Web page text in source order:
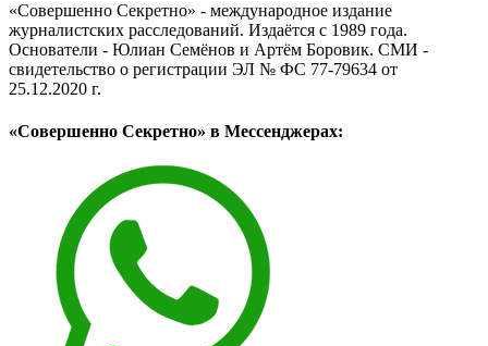
«Совершенно Секретно» - международное издание
журналистских расследований. Издаётся с 1989 года.
Основатели - Юлиан Семёнов и Артём Боровик. CМИ -
свидетельство о регистрации ЭЛ № ФС 77-79634 от
25.12.2020 г.
«Совершенно Секретно» в Мессенджерах: